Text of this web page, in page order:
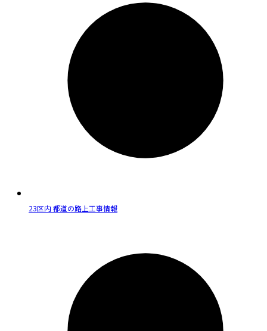
23区内 都道の路上工事情報